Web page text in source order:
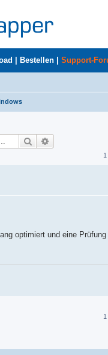
Bestellen Support-
Suche
optimiert und eine